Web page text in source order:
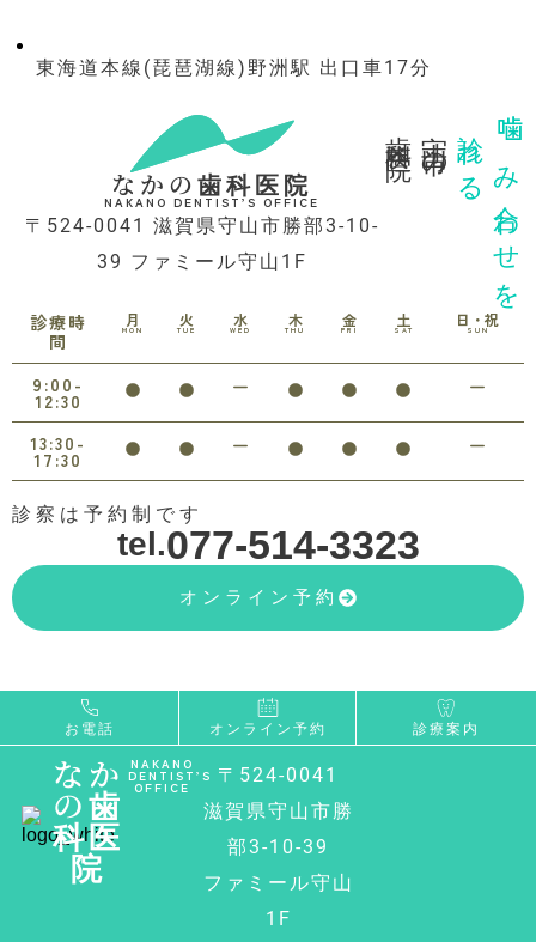
東海道本線(琵琶湖線)野洲駅 出口車17分
なかの歯科医院
NAKANO DENTIST’S OFFICE
〒524-0041 滋賀県守山市勝部3-10-
39 ファミール守山1F
噛み合わせを
診れる
守山市の
診療時
間
月
MON
火
TUE
水
WED
木
THU
金
FRI
土
SAT
日・祝
SUN
9:00-
12:30
13:30-
17:30
診察は予約制です
tel.077-514-3323
オンライン予約
お電話 オンライン予約 診療案内
なか
の歯
科医
院
NAKANO
DENTIST’S
OFFICE
〒524-0041
滋賀県守山市勝
部3-10-39
ファミール守山
1F